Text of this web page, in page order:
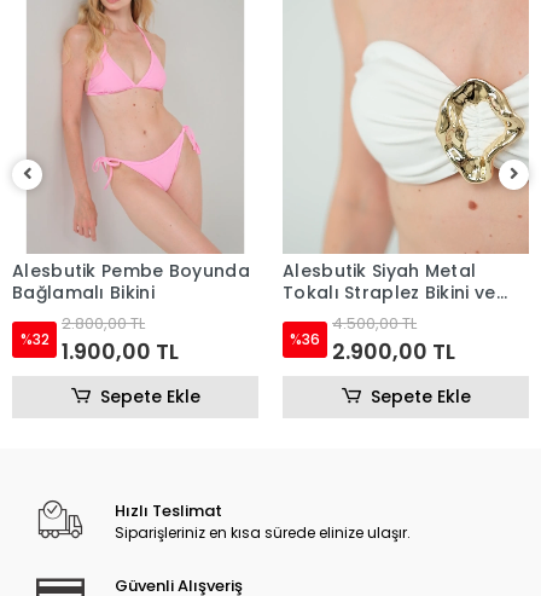
Alesbutik Pembe Boyunda
Bağlamalı Bikini
%32
2.800,00 TL
1.900,00 TL
Sepete Ekle
Alesbutik Siyah Metal
Tokalı Straplez Bikini ve
Pareo Seti
%36
4.500,00 TL
2.900,00 TL
Sepete Ekle
Hızlı Teslimat
Siparişleriniz en kısa sürede elinize ulaşır.
Güvenli Alışveriş